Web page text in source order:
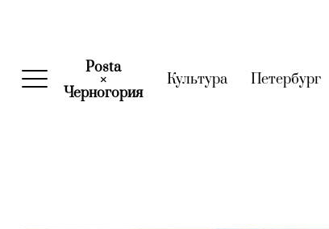
Posta
×
Черногория(current)
Культура(current)
Петербург